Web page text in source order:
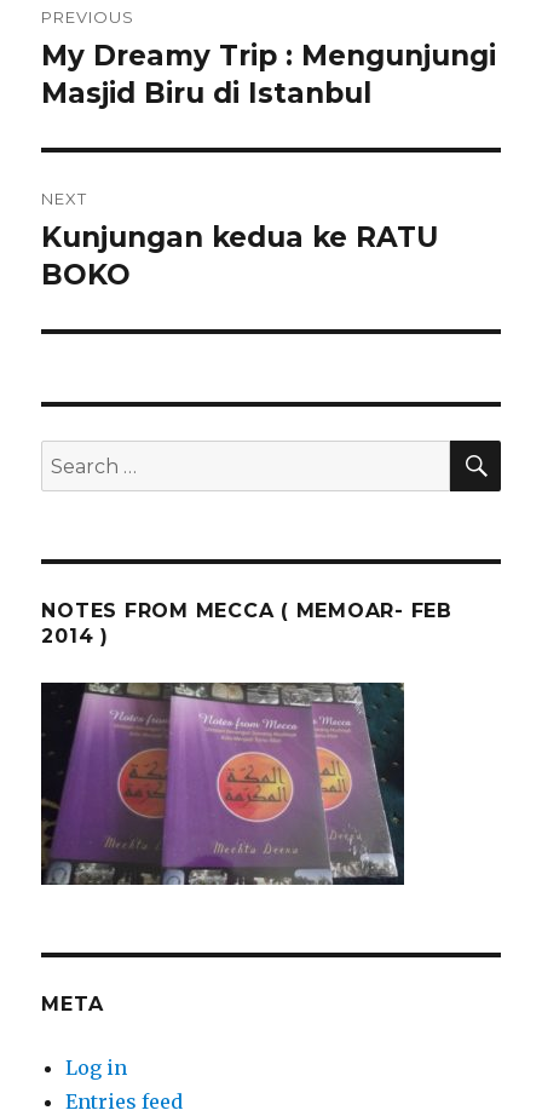
navigation
PREVIOUS
Previous
post:
My Dreamy Trip : Mengunjungi
Masjid Biru di Istanbul
NEXT
Next
post:
Kunjungan kedua ke RATU
BOKO
Search
for:
NOTES FROM MECCA ( MEMOAR- FEB
2014 )
META
Log in
Entries feed